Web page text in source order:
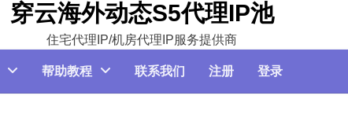
穿云海外动态S5代理IP池
住宅代理IP/机房代理IP服务提供商
帮助教程 联系我们 注册 登录